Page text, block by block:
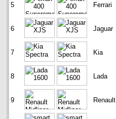
5 Ferrari
6 Jaguar
7 Kia
8 Lada
9 Renault